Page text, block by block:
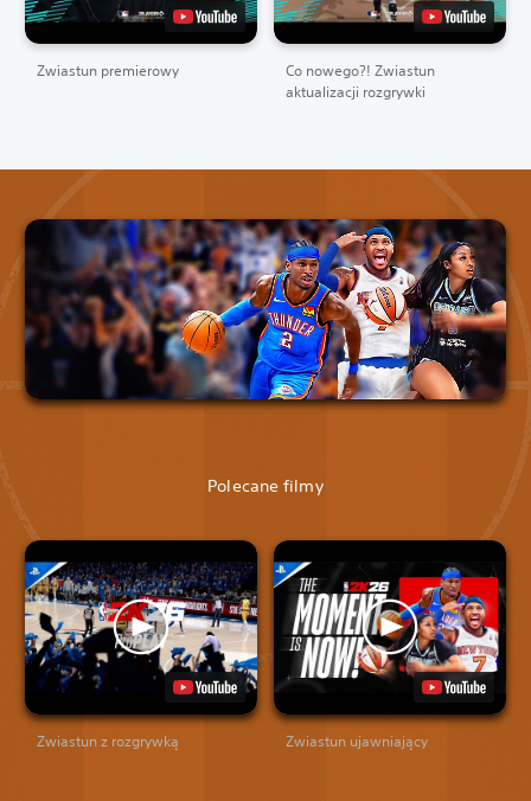
Zwiastun premierowy
Co nowego?! Zwiastun
aktualizacji rozgrywki
Polecane filmy
Zwiastun z rozgrywką Zwiastun ujawniający